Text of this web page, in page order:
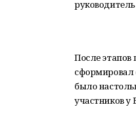
После
сформировал
было
участников у